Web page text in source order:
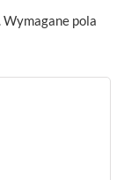
Wymagane pola